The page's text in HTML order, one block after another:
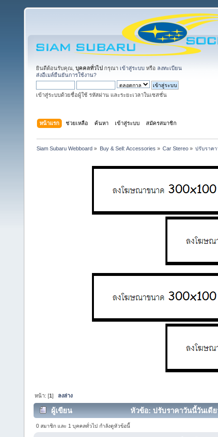
ยินดีต้อนรับคุณ, บุคคลทั่วไป กรุณา เข้าสู่ระบบ หรือ ลงทะเบียน
ส่งอีเมล์ยืนยันการใช้งาน?
เข้าสู่ระบบด้วยชื่อผู้ใช้ รหัสผ่าน และระยะเวลาในเซสชั่น
หน้าแรก ช่วยเหลือ ค้นหา เข้าสู่ระบบ สมัครสมาชิก
Siam Subaru Webboard » Buy & Sell: Accessories » Car Stereo» ปรับราค
หน้า: [1] ลงล่าง
ผู้เขียน หัวข้อ: ปรับราคาวันนี้วันเดี
0 สมาชิก และ 1 บุคคลทั่วไป กำลังดูหัวข้อนี้